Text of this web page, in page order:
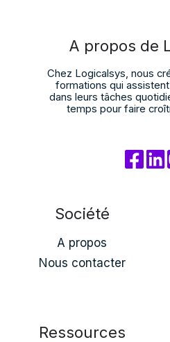
A propos de
Chez Logicalsys, nous
formations qui
dans leurs tâches
temps pour faire
Société
A propos
Nous contacter
Ressources